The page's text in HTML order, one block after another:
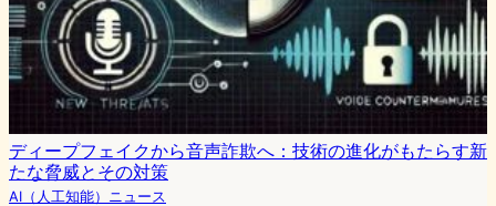
ディープフェイクから音声詐欺へ：技術の進化がもたらす新
たな脅威とその対策
AI（人工知能）ニュース